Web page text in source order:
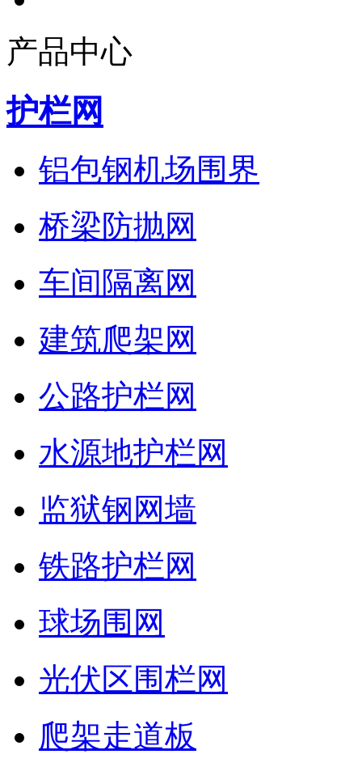
产品中心
护栏网
铝包钢机场围界
桥梁防抛网
车间隔离网
建筑爬架网
公路护栏网
水源地护栏网
监狱钢网墙
铁路护栏网
球场围网
光伏区围栏网
爬架走道板